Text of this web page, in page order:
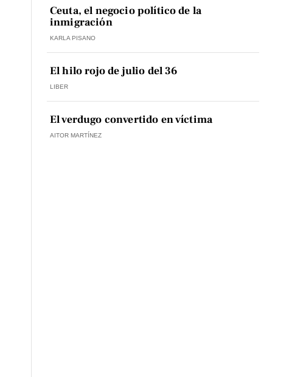
Ceuta, el negocio político de la
inmigración
KARLA PISANO
El hilo rojo de julio del 36
LIBER
El verdugo convertido en víctima
AITOR MARTÍNEZ